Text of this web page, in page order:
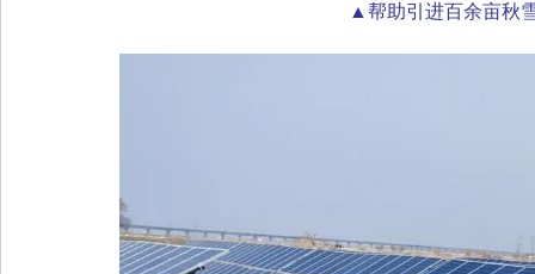
▲帮助引进百余亩秋